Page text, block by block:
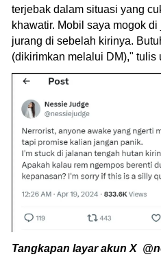
terjebak dalam situasi yang
khawatir. Mobil saya mogok
jurang di sebelah kirinya.
(dikirimkan melalui DM)," tulis
Tangkapan layar akun X